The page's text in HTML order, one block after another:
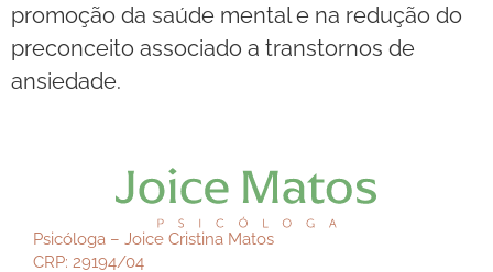
promoção da saúde mental e na redução do
preconceito associado a transtornos de
ansiedade.
Psicóloga – Joice Cristina Matos
CRP: 29194/04